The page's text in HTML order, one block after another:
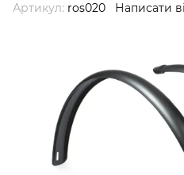
Артикул: ros020 Написати